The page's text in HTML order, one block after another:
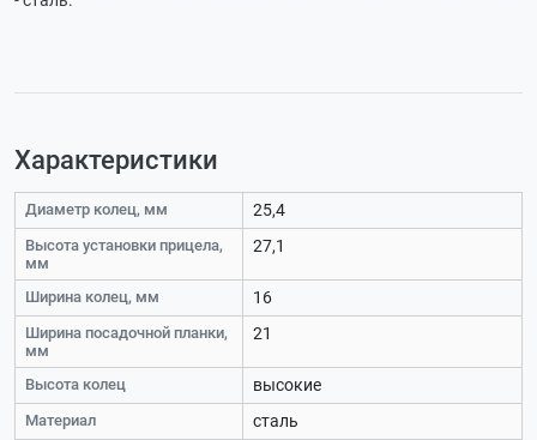
Характеристики
Диаметр колец, мм 25,4
Высота установки прицела,
мм
27,1
Ширина колец, мм 16
Ширина посадочной планки,
мм
21
Высота колец высокие
Материал сталь